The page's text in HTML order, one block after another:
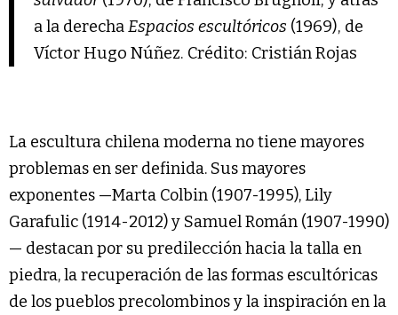
a la derechaEspacios escultóricos (1969), de
Víctor Hugo Núñez. Crédito: Cristián Rojas
La escultura chilena moderna no tiene mayores
problemas en ser definida. Sus mayores
exponentes —Marta Colbin (1907-1995), Lily
Garafulic (1914-2012) y Samuel Román (1907-1990)
— destacan por su predilección hacia la talla en
piedra, la recuperación de las formas escultóricas
de los pueblos precolombinos y la inspiración en la